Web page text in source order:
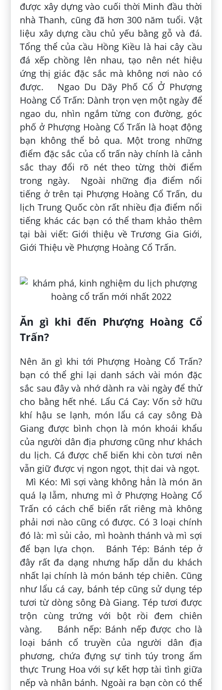
được xây dựng vào cuối thời Minh đầu thời
nhà Thanh, cũng đã hơn 300 năm tuổi. Vật
liệu xây dựng cầu chủ yếu bằng gỗ và đá.
Tổng thể của cầu Hồng Kiều là hai cây cầu
đá xếp chồng lên nhau, tạo nên nét hiệu
ứng thị giác đặc sắc mà không nơi nào có
được. Ngao Du Dãy Phố Cổ Ở Phượng
Hoàng Cổ Trấn: Dành trọn vẹn một ngày để
ngao du, nhìn ngắm từng con đường, góc
phố ở Phượng Hoàng Cổ Trấn là hoạt động
bạn không thể bỏ qua. Một trong những
điểm đặc sắc của cổ trấn này chính là cảnh
sắc thay đổi rõ nét theo từng thời điểm
trong ngày. Ngoài những địa điểm nổi
tiếng ở trên tại Phượng Hoàng Cổ Trấn, du
lịch Trung Quốc còn rất nhiều địa điểm nổi
tiếng khác các bạn có thể tham khảo thêm
tại bài viết: Giới thiệu về Trương Gia Giới,
Giới Thiệu về Phượng Hoàng Cổ Trấn.
Ăn gì khi đến Phượng Hoàng Cổ
Trấn?
Nên ăn gì khi tới Phượng Hoàng Cổ Trấn?
bạn có thể ghi lại danh sách vài món đặc
sắc sau đây và nhớ dành ra vài ngày để thử
cho bằng hết nhé. Lẩu Cá Cay: Vốn sở hữu
khí hậu se lạnh, món lẩu cá cay sông Đà
Giang được bình chọn là món khoái khẩu
của người dân địa phương cũng như khách
du lịch. Cá được chế biến khi còn tươi nên
vẫn giữ được vị ngon ngọt, thịt dai và ngọt.
Mì Kéo: Mì sợi vàng không hẳn là món ăn
quá lạ lẫm, nhưng mì ở Phượng Hoàng Cổ
Trấn có cách chế biến rất riêng mà không
phải nơi nào cũng có được. Có 3 loại chính
đó là: mì sủi cảo, mì hoành thánh và mì sợi
để bạn lựa chọn. Bánh Tép: Bánh tép ở
đây rất đa dạng nhưng hấp dẫn du khách
nhất lại chính là món bánh tép chiên. Cũng
như lẩu cá cay, bánh tép cũng sử dụng tép
tươi từ dòng sông Đà Giang. Tép tươi được
trộn cùng trứng với bột rồi đem chiên
vàng. Bánh nếp: Bánh nếp được cho là
loại bánh cổ truyền của người dân địa
phương, chứa đựng sự tinh túy trong ẩm
thực Trung Hoa với sự kết hợp tài tình giữa
nếp và nhân bánh. Ngoài ra bạn còn có thể